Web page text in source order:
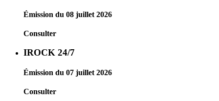
Émission du 08 juillet 2026
Consulter
IROCK 24/7
Émission du 07 juillet 2026
Consulter